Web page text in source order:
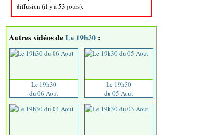
diffusion (il y a 53 jours).
Autres vidéos deLe 19h30 :
Le 19h30
du 06 Aout
Le 19h30
du 05 Aout